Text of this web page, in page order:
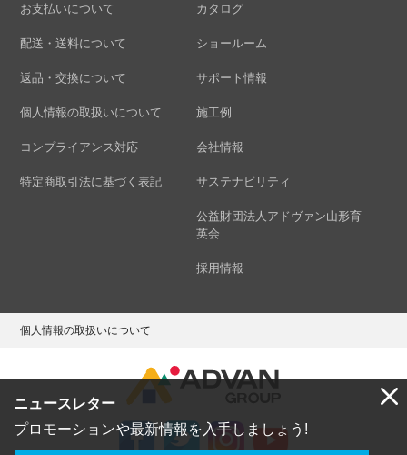
ニュースレター
プロモーションや最新情報を入手しましょう!
お支払いについて
配送・送料について
返品・交換について
個人情報の取扱いについて
コンプライアンス対応
特定商取引法に基づく表記
カタログ
ショールーム
サポート情報
施工例
会社情報
サステナビリティ
公益財団法人アドヴァン山形育
英会
採用情報
個人情報の取扱いについて